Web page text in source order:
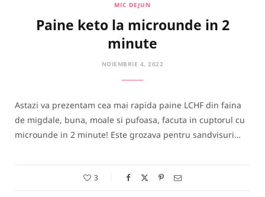
MIC DEJUN
Paine keto la microunde in 2
minute
NOIEMBRIE 4, 2022
Astazi va prezentam cea mai rapida paine LCHF din faina
de migdale, buna, moale si pufoasa, facuta in cuptorul cu
microunde in 2 minute! Este grozava pentru sandvisuri…
3